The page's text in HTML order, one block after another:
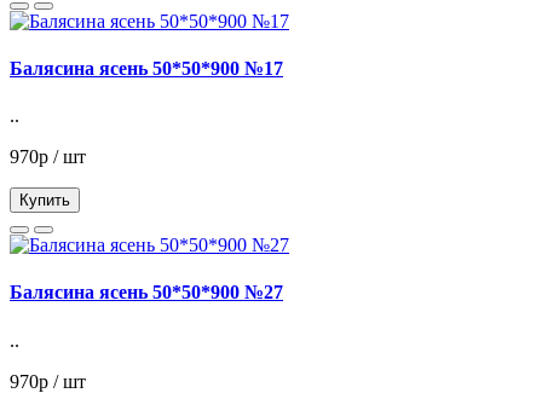
Балясина ясень 50*50*900 №17
..
970р / шт
Купить
Балясина ясень 50*50*900 №27
..
970р / шт